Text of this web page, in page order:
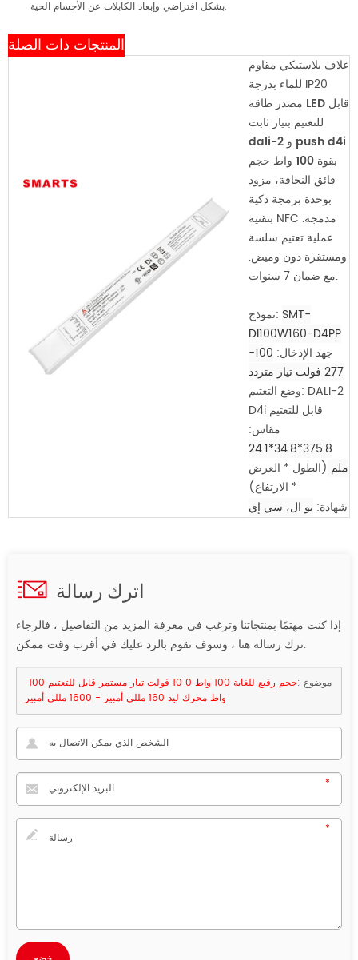
بشكل افتراضي وإبعاد الكابلات عن الأجسام الحية.
المنتجات ذات الصلة
غلاف بلاستيكي مقاوم
للماء بدرجة IP20
مصدر طاقة LED قابل
للتعتيم بتيار ثابت
dali-2 و push d4i
بقوة 100 واط
حجم
فائق النحافة، مزود
بوحدة برمجة ذكية
بتقنية NFC مدمجة.
عملية تعتيم سلسة
ومستقرة دون وميض.
مع ضمان 7 سنوات.
نموذج: SMT-
DI100W160-D4PP
جهد الإدخال:
100-
277 فولت تيار متردد
وضع التعتيم: DALI-2
D4i قابل للتعتيم
مقاس:
375.8*34.8*24.1
ملم (الطول * العرض
* الارتفاع)
شهادة: يو ال، سي إي
اترك رسالة
إذا كنت مهتمًا بمنتجاتنا وترغب في معرفة المزيد من التفاصيل ، فالرجاء
ترك رسالة هنا ، وسوف نقوم بالرد عليك في أقرب وقت ممكن.
موضوع :
حجم رفيع للغاية 100 واط 0 10 فولت تيار مستمر قابل للتعتيم 100
واط محرك ليد 160 مللي أمبير - 1600 مللي أمبير